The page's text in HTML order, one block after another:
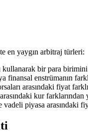
en yaygın arbitraj türleri:
kullanarak bir para
finansal enstrümanın
arasındaki fiyat
kur farklarından
vadeli piyasa arasındaki